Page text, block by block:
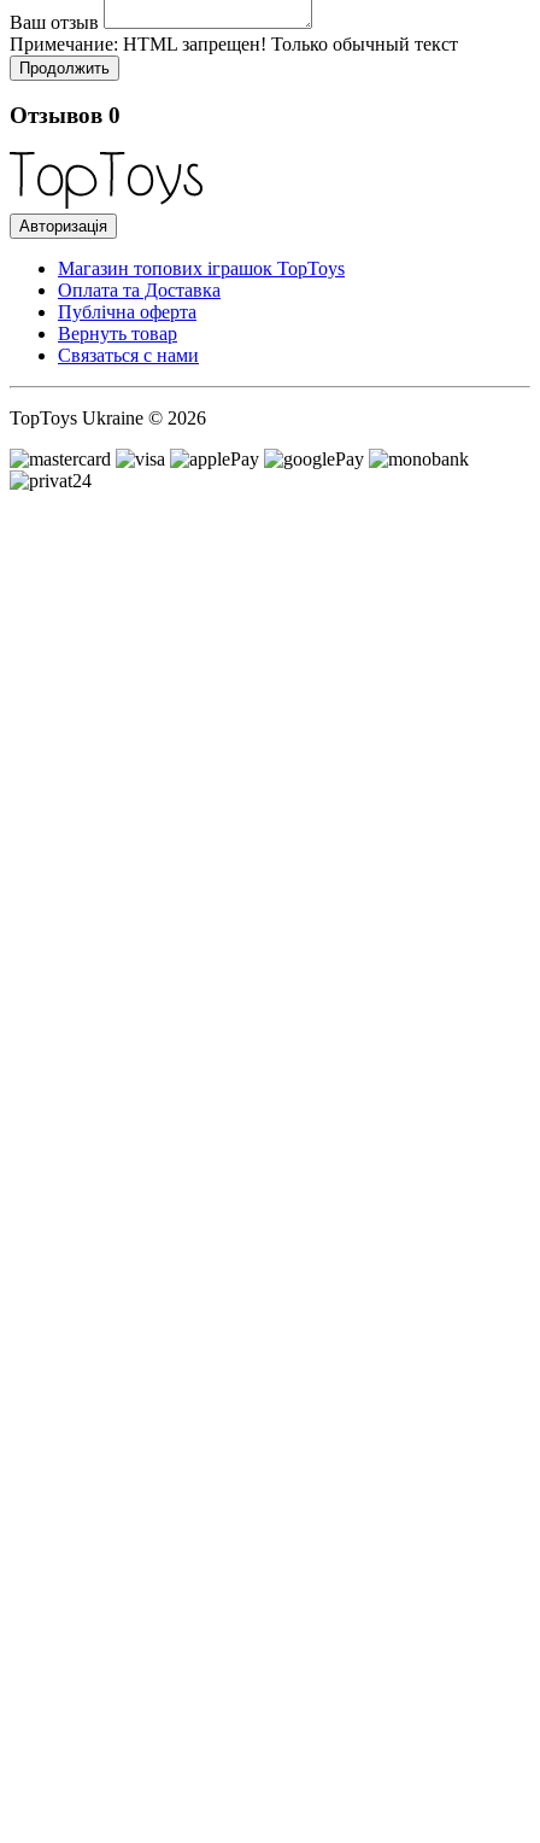
Ваш отзыв
Примечание: HTML запрещен! Только обычный текст
Продолжить
Отзывов 0
Авторизація
Магазин топових іграшок TopToys
Оплата та Доставка
Публічна оферта
Вернуть товар
Связаться с нами
TopToys Ukraine © 2026